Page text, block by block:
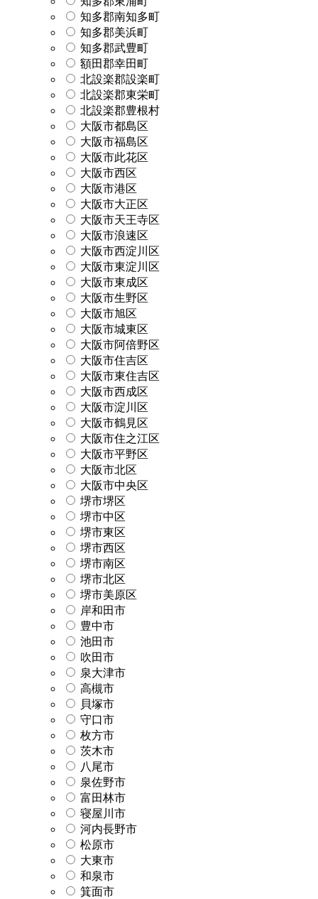
知多郡南知多町
知多郡美浜町
知多郡武豊町
額田郡幸田町
北設楽郡設楽町
北設楽郡東栄町
北設楽郡豊根村
大阪市都島区
大阪市福島区
大阪市此花区
大阪市西区
大阪市港区
大阪市大正区
大阪市天王寺区
大阪市浪速区
大阪市西淀川区
大阪市東淀川区
大阪市東成区
大阪市生野区
大阪市旭区
大阪市城東区
大阪市阿倍野区
大阪市住吉区
大阪市東住吉区
大阪市西成区
大阪市淀川区
大阪市鶴見区
大阪市住之江区
大阪市平野区
大阪市北区
大阪市中央区
堺市堺区
堺市中区
堺市東区
堺市西区
堺市南区
堺市北区
堺市美原区
岸和田市
豊中市
池田市
吹田市
泉大津市
高槻市
貝塚市
守口市
枚方市
茨木市
八尾市
泉佐野市
富田林市
寝屋川市
河内長野市
松原市
大東市
和泉市
箕面市